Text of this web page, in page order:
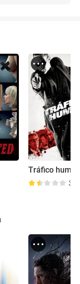
es que la
Tráfico
3.9